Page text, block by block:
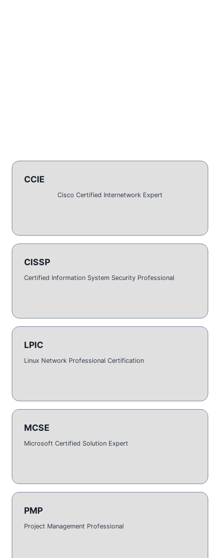
CCIE
Cisco Certified Internetwork Expert
CISSP
Certified Information System Security Professional
LPIC
Linux Network Professional Certification
MCSE
Microsoft Certified Solution Expert
PMP
Project Management Professional